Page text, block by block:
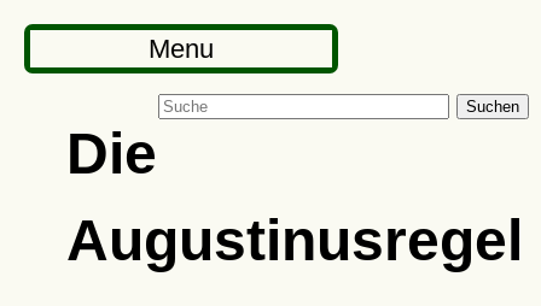
Menu
Suchen
Die
Augustinusregel